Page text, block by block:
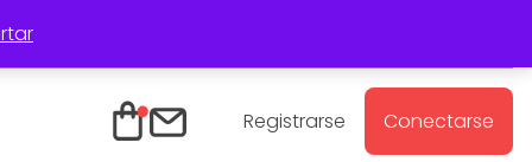
Registrarse Conectarse